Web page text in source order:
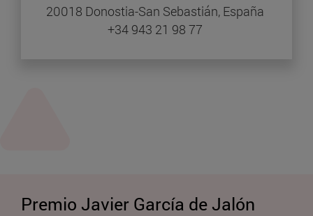
20018 Donostia-San Sebastián, España
+34 943 21 98 77
Premio Javier García de Jalón